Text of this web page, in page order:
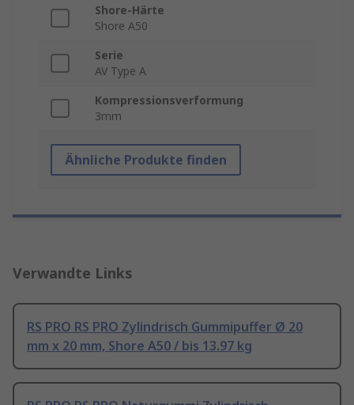
Shore-Härte
Shore A50
Serie
AV Type A
Kompressionsverformung
3mm
Ähnliche Produkte finden
Verwandte Links
RS PRO RS PRO Zylindrisch Gummipuffer Ø 20
mm x 20 mm, Shore A50 / bis 13.97 kg